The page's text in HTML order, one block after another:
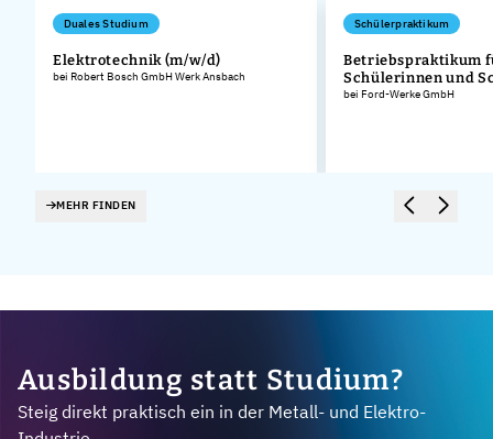
Duales Studium
Elektrotechnik (m/w/d)
bei Robert Bosch GmbH Werk Ansbach
Schülerpraktikum
Betriebspraktikum
Schülerinnen und
bei Ford-Werke GmbH
MEHR FINDEN
Ausbildung statt Studium?
Steig direkt praktisch ein in der Metall- und Elektro-